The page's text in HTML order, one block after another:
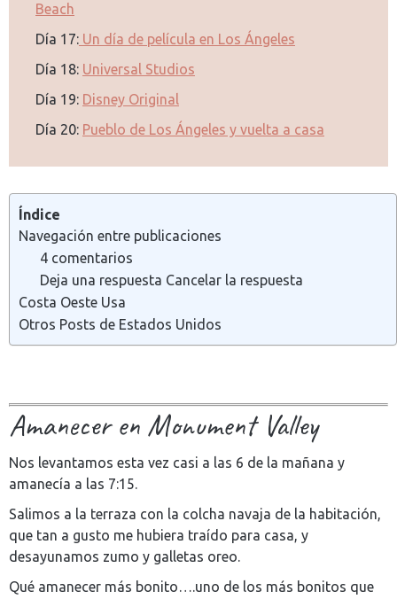
Beach
Día 17: Un día de película en Los Ángeles
Día 18: Universal Studios
Día 19: Disney Original
Día 20: Pueblo de Los Ángeles y vuelta a casa
Índice
Navegación entre publicaciones
4 comentarios
Deja una respuesta Cancelar la respuesta
Costa Oeste Usa
Otros Posts de Estados Unidos
Amanecer en Monument Valley
Nos levantamos esta vez casi a las 6 de la mañana y
amanecía a las 7:15.
Salimos a la terraza con la colcha navaja de la habitación,
que tan a gusto me hubiera traído para casa, y
desayunamos zumo y galletas oreo.
Qué amanecer más bonito….uno de los más bonitos que